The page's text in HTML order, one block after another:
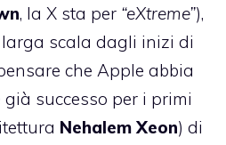
, la X sta per “eXtreme”),
scala dagli inizi di
che Apple abbia
successo per i primi
Nehalem Xeon) di